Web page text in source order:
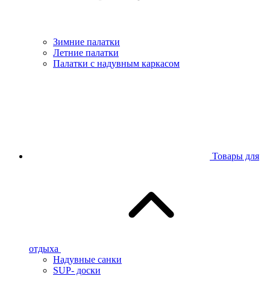
Зимние палатки
Летние палатки
Палатки с надувным каркасом
Товары для
отдыха
Надувные санки
SUP- доски